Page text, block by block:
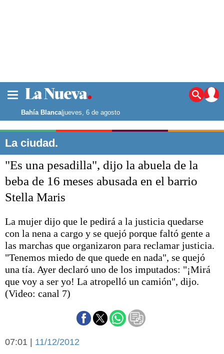
Noticias
La ciudad
Punta Alta
El mundo
Seguridad
Liga del Sur
Básquetbol
Fútbol
Federal A
Arte y cultura
Aplausos
Cines
Economía y campo
Con el campo
Espacio empresas
Sociedad y tiempo
Bahía Blanca|jueves, 6 de agosto
La ciudad.
"Es una pesadilla", dijo la abuela de la
beba de 16 meses abusada en el barrio
Stella Maris
La mujer dijo que le pedirá a la justicia quedarse
con la nena a cargo y se quejó porque faltó gente a
las marchas que organizaron para reclamar justicia.
"Tenemos miedo de que quede en nada", se quejó
una tía. Ayer declaró uno de los imputados: "¡Mirá
que voy a ser yo! La atropelló un camión", dijo.
(Video: canal 7)
07:01 | 11/12/2012